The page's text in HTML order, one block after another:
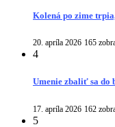
Kolená po zime
20. apríla 2026 165
4
Umenie zbaliť sa do
17. apríla 2026 162
5